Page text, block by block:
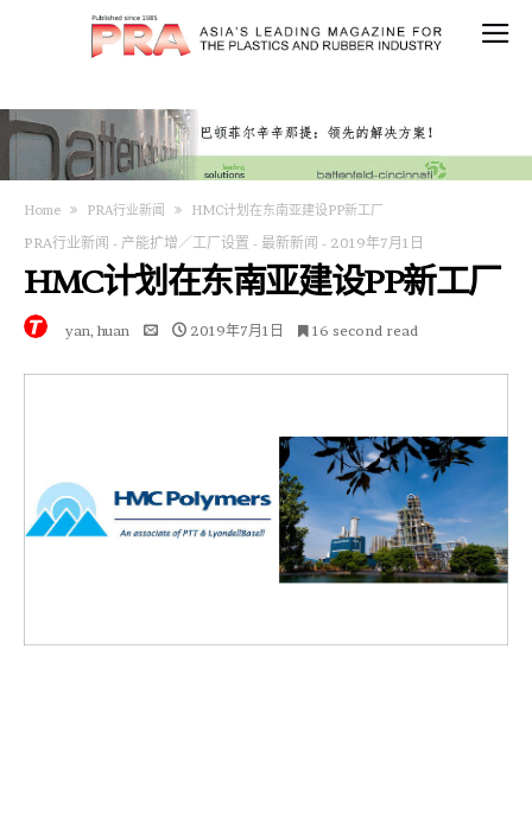
Home PRA行业新闻 HMC计划在东南亚建设PP新工厂
PRA行业新闻 - 产能扩增／工厂设置 - 最新新闻 - 2019年7月1日
HMC计划在东南亚建设PP新工厂
yan, huan 2019年7月1日 16 second read